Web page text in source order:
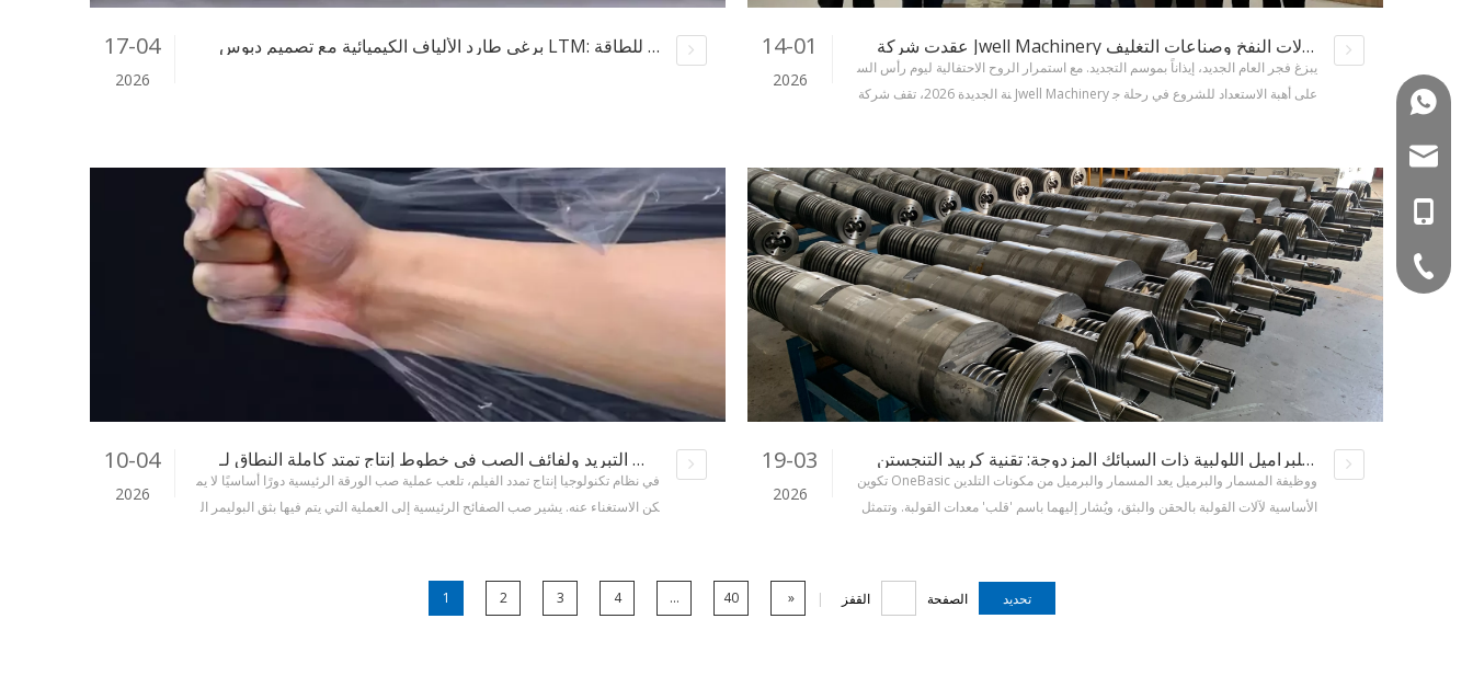
17-04
2026
برغي طارد الألياف الكيميائية مع تصميم دبوس LTM: تحقيق إنتاج عالي الجودة ومستقر وموفر للطاقة 14-01
2026
عقدت شركة Jwell Machinery بنجاح مؤتمر تبادل المبيعات لعام 2026 لآلات النفخ وصناعات التغليف
يبزغ فجر العام الجديد، إيذاناً بموسم التجديد. مع استمرار الروح الاحتفالية ليوم رأس الس
نة الجديدة 2026، تقف شركة Jwell Machinery على أهبة الاستعداد للشروع في رحلة ج
10-04
2026
استبدال الواردات، وتعزيز الجودة والكفاءة: مزايا لفات التبريد ولفائف الصب في خطوط إنتاج تمتد كاملة النطاق لـ BOPP والمواد الأخرى
في نظام تكنولوجيا إنتاج تمدد الفيلم، تلعب عملية صب الورقة الرئيسية دورًا أساسيًا لا يم
كن الاستغناء عنه. يشير صب الصفائح الرئيسية إلى العملية التي يتم فيها بثق البوليمر ال
19-03
2026
معيار جديد في مقاومة التآكل والتآكل للبراميل اللولبية ذات السبائك المزدوجة: تقنية كربيد التنجستن
تكوين OneBasic ووظيفة المسمار والبرميل يعد المسمار والبرميل من مكونات التلدين
الأساسية لآلات القولبة بالحقن والبثق، ويُشار إليهما باسم 'قلب' معدات القولبة. وتتمثل
1 2 3 4 ... 40 » | القفز الصفحة تحديد
+86-
saldf@jwell.cn
+86-
+86-0512-